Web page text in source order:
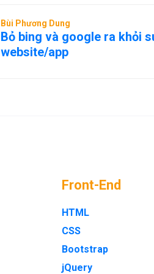
Bùi Phương Dung
Bỏ bing và google ra khỏi
website/app
Front-End
HTML
CSS
Bootstrap
jQuery